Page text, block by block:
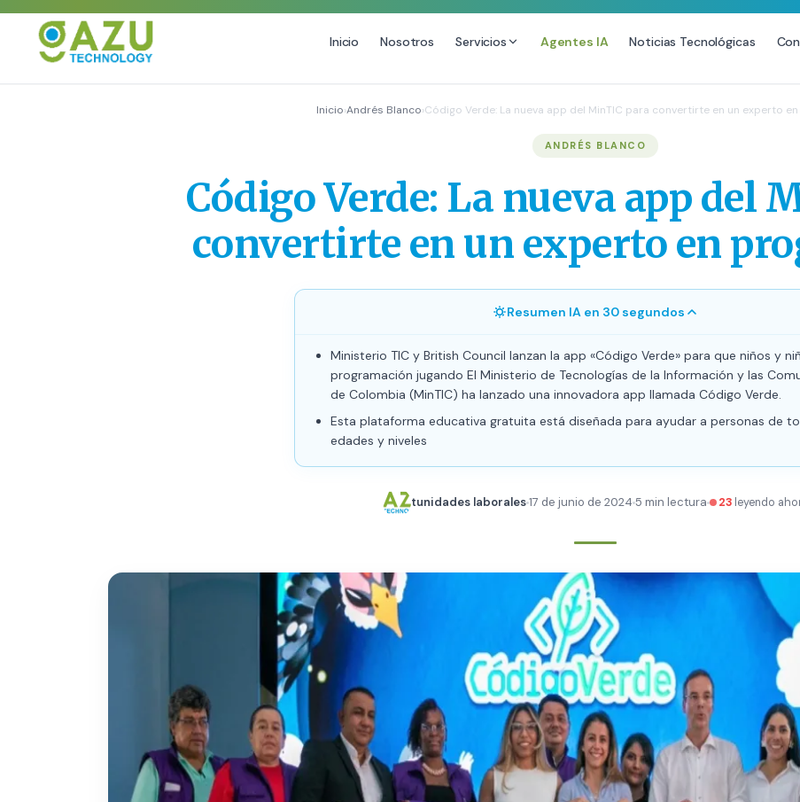
Inicio Nosotros Servicios Agentes IA Noticias Tecnológicas
Diseño Web Premium
SEO Local
SEO para E-
Link Building
Inicio›Andrés Blanco›Código Verde: La nueva app del MinTIC para convertirte en un experto
ANDRÉS BLANCO
Código Verde: La nueva app del
convertirte en un experto en
Resumen IA en 30 segundos
Ministerio TIC y British Council lanzan la app «Código Verde» para que niños y
programación jugando El Ministerio de Tecnologías de la Información y las
de Colombia (MinTIC) ha lanzado una innovadora app llamada Código Verde.
Esta plataforma educativa gratuita está diseñada para ayudar a personas de
edades y niveles
tunidades laborales17 de junio de 2024 5 min lectura 23 leyendo